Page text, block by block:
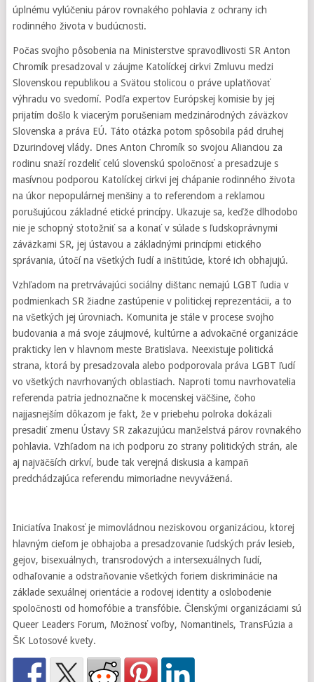
úplnému vylúčeniu párov rovnakého pohlavia z ochrany ich
rodinného života v budúcnosti.
Počas svojho pôsobenia na Ministerstve spravodlivosti SR Anton
Chromík presadzoval v záujme Katolíckej cirkvi Zmluvu medzi
Slovenskou republikou a Svätou stolicou o práve uplatňovať
výhradu vo svedomí. Podľa expertov Európskej komisie by jej
prijatím došlo k viacerým porušeniam medzinárodných záväzkov
Slovenska a práva EÚ. Táto otázka potom spôsobila pád druhej
Dzurindovej vlády. Dnes Anton Chromík so svojou Alianciou za
rodinu snaží rozdeliť celú slovenskú spoločnosť a presadzuje s
masívnou podporou Katolíckej cirkvi jej chápanie rodinného života
na úkor nepopulárnej menšiny a to referendom a reklamou
porušujúcou základné etické princípy. Ukazuje sa, keďže dlhodobo
nie je schopný stotožniť sa a konať v súlade s ľudskoprávnymi
záväzkami SR, jej ústavou a základnými princípmi etického
správania, útočí na všetkých ľudí a inštitúcie, ktoré ich obhajujú.
Vzhľadom na pretrvávajúci sociálny dištanc nemajú LGBT ľudia v
podmienkach SR žiadne zastúpenie v politickej reprezentácii, a to
na všetkých jej úrovniach. Komunita je stále v procese svojho
budovania a má svoje záujmové, kultúrne a advokačné organizácie
prakticky len v hlavnom meste Bratislava. Neexistuje politická
strana, ktorá by presadzovala alebo podporovala práva LGBT ľudí
vo všetkých navrhovaných oblastiach. Naproti tomu navrhovatelia
referenda patria jednoznačne k mocenskej väčšine, čoho
najjasnejším dôkazom je fakt, že v priebehu polroka dokázali
presadiť zmenu Ústavy SR zakazujúcu manželstvá párov rovnakého
pohlavia. Vzhľadom na ich podporu zo strany politických strán, ale
aj najväčších cirkví, bude tak verejná diskusia a kampaň
predchádzajúca referendu mimoriadne nevyvážená.
Iniciatíva Inakosť je mimovládnou neziskovou organizáciou, ktorej
hlavným cieľom je obhajoba a presadzovanie ľudských práv lesieb,
gejov, bisexuálnych, transrodových a intersexuálnych ľudí,
odhaľovanie a odstraňovanie všetkých foriem diskriminácie na
základe sexuálnej orientácie a rodovej identity a oslobodenie
spoločnosti od homofóbie a transfóbie. Členskými organizáciami sú
Queer Leaders Forum, Možnosť voľby, Nomantinels, TransFúzia a
ŠK Lotosové kvety.